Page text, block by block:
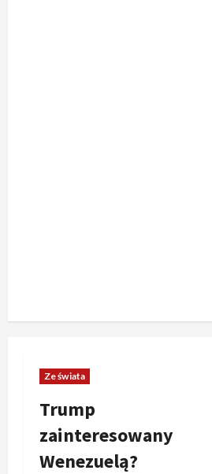
Ze świata
Trump
zainteresowany
Wenezuelą?